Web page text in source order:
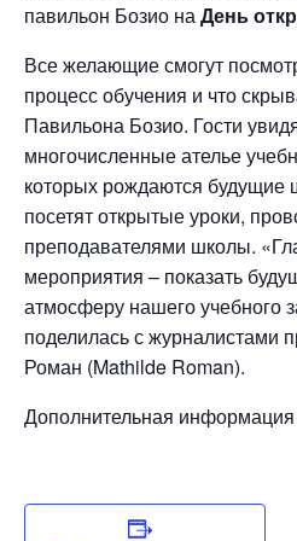
павильон Бозио наДень
Все желающие смогут
процесс обучения и что
Павильона Бозио. Гости
многочисленные ателье
которых рождаются будущие
посетят открытые уроки,
преподавателями школы.
мероприятия – показать
атмосферу нашего учебного
поделилась с журналистами
Роман (Mathilde Roman).
Дополнительная